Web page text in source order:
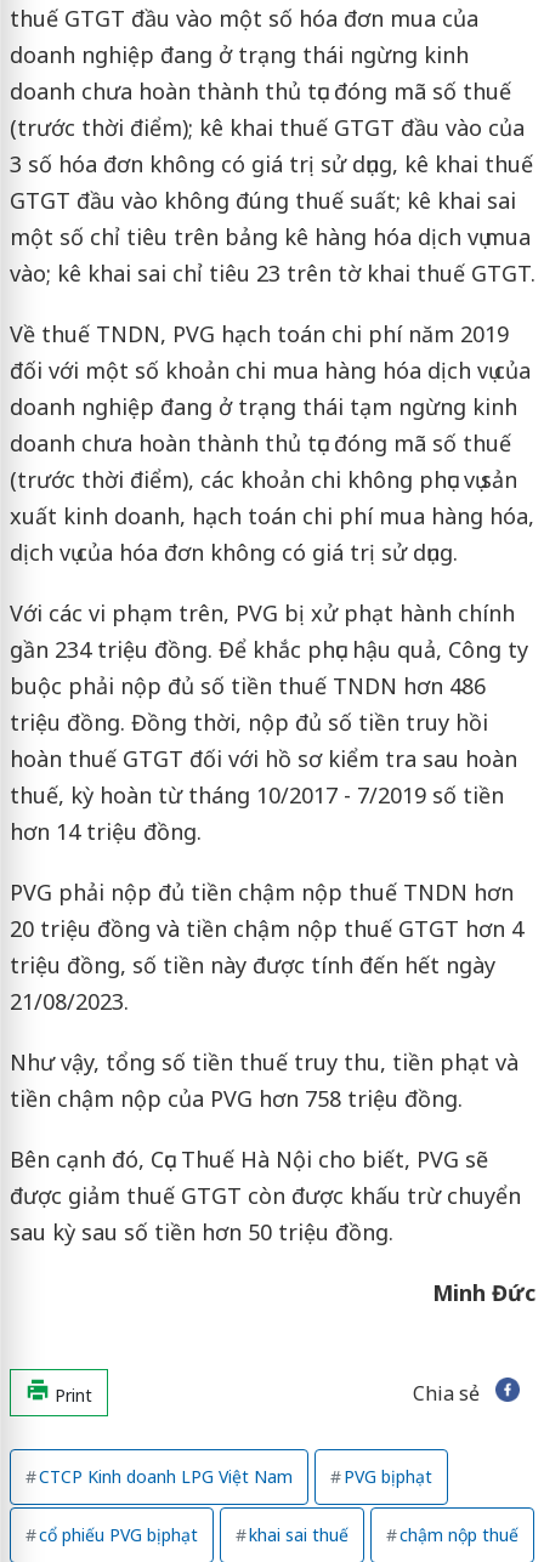
thuế GTGT đầu vào một số hóa đơn mua của
doanh nghiệp đang ở trạng thái ngừng kinh
doanh chưa hoàn thành thủ tục đóng mã số thuế
(trước thời điểm); kê khai thuế GTGT đầu vào của
3 số hóa đơn không có giá trị sử dụng, kê khai thuế
GTGT đầu vào không đúng thuế suất; kê khai sai
một số chỉ tiêu trên bảng kê hàng hóa dịch vụ mua
vào; kê khai sai chỉ tiêu 23 trên tờ khai thuế GTGT.
Về thuế TNDN, PVG hạch toán chi phí năm 2019
đối với một số khoản chi mua hàng hóa dịch vụ của
doanh nghiệp đang ở trạng thái tạm ngừng kinh
doanh chưa hoàn thành thủ tục đóng mã số thuế
(trước thời điểm), các khoản chi không phục vụ sản
xuất kinh doanh, hạch toán chi phí mua hàng hóa,
dịch vụ của hóa đơn không có giá trị sử dụng.
Với các vi phạm trên, PVG bị xử phạt hành chính
gần 234 triệu đồng. Để khắc phục hậu quả, Công ty
buộc phải nộp đủ số tiền thuế TNDN hơn 486
triệu đồng. Đồng thời, nộp đủ số tiền truy hồi
hoàn thuế GTGT đối với hồ sơ kiểm tra sau hoàn
thuế, kỳ hoàn từ tháng 10/2017 - 7/2019 số tiền
hơn 14 triệu đồng.
PVG phải nộp đủ tiền chậm nộp thuế TNDN hơn
20 triệu đồng và tiền chậm nộp thuế GTGT hơn 4
triệu đồng, số tiền này được tính đến hết ngày
21/08/2023.
Như vậy, tổng số tiền thuế truy thu, tiền phạt và
tiền chậm nộp của PVG hơn 758 triệu đồng.
Bên cạnh đó, Cục Thuế Hà Nội cho biết, PVG sẽ
được giảm thuế GTGT còn được khấu trừ chuyển
sau kỳ sau số tiền hơn 50 triệu đồng.
Minh Đức
Print Chia sẻ
CTCP Kinh doanh LPG Việt Nam PVG bị phạt
cổ phiếu PVG bị phạt khai sai thuế chậm nộp thuế